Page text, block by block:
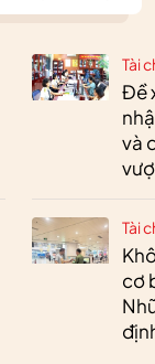
Tài
Đề
và
Tài
cơ